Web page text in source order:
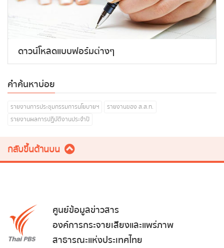
ดาวน์โหลดแบบฟอร์มต่างๆ
คำค้นหาบ่อย
รายงานการประชุมกรรมการนโยบายฯ
รายงานของ ส.ส.ท.
รายงานผลการปฏิบัติงานประจำปี
กลับขึ้นด้านบน
ศูนย์ข้อมูลข่าวสาร
องค์การกระจายเสียงและแพร่ภาพ
สาธารณะแห่งประเทศไทย